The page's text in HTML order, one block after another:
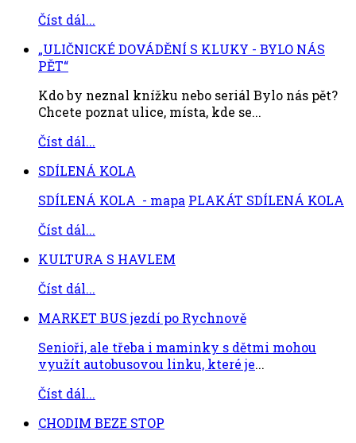
Číst dál...
„ULIČNICKÉ DOVÁDĚNÍ S KLUKY - BYLO NÁS
PĚT“
Kdo by neznal knížku nebo seriál Bylo nás pět?
Chcete poznat ulice, místa, kde se...
Číst dál...
SDÍLENÁ KOLA
SDÍLENÁ KOLA - mapa PLAKÁT SDÍLENÁ KOLA
Číst dál...
KULTURA S HAVLEM
Číst dál...
MARKET BUS jezdí po Rychnově
Senioři, ale třeba i maminky s dětmi mohou
využít autobusovou linku, které je...
Číst dál...
CHODIM BEZE STOP